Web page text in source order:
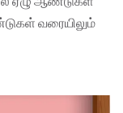
வரையிலும்